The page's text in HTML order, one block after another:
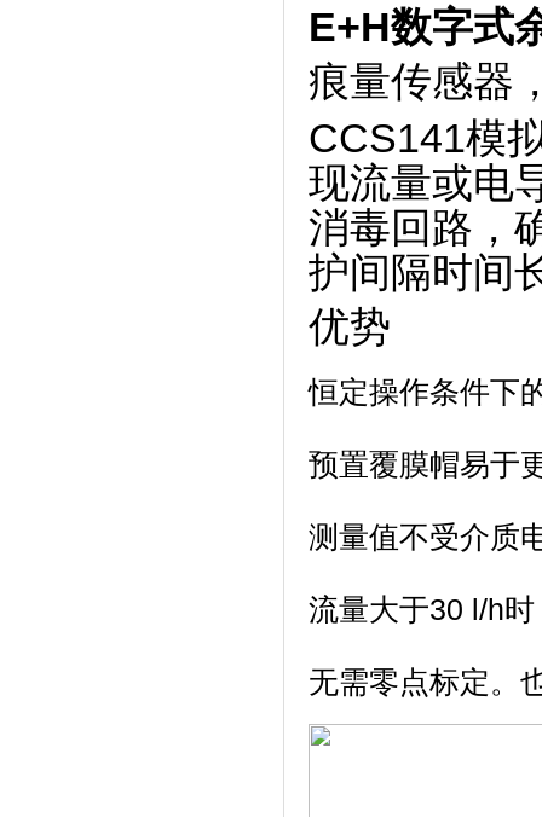
E+H数字式
痕量传感器
CCS141模
现流量或电
消毒回路，
护间隔时间
优势
恒定操作条件下
预置覆膜帽易于
测量值不受介质
流量大于30 l/h
无需零点标定。